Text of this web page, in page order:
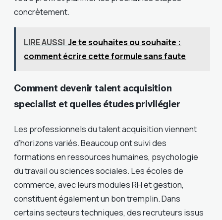
concrètement.
LIRE AUSSI Je te souhaites ou souhaite :
comment écrire cette formule sans faute
Comment devenir talent acquisition
specialist et quelles études privilégier
Les professionnels du talent acquisition viennent
d’horizons variés. Beaucoup ont suivi des
formations en ressources humaines, psychologie
du travail ou sciences sociales. Les écoles de
commerce, avec leurs modules RH et gestion,
constituent également un bon tremplin. Dans
certains secteurs techniques, des recruteurs issus